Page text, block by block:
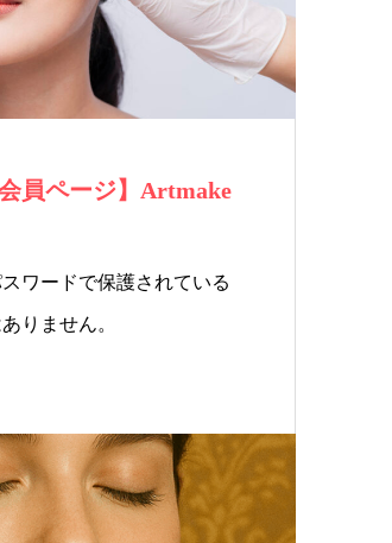
員ページ】Artmake
ワードで保護されている
りません。